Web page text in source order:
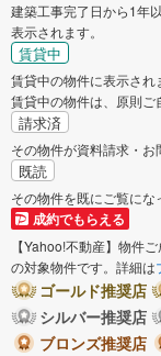
建築工事完了日から1年
表示されます。
賃貸中
賃貸中の物件に表示され
賃貸中の物件は、原則ご
請求済
その物件が資料請求・お
既読
その物件を既にご覧にな
成約でもらえる
【Yahoo!不動産】物件
の対象物件です。詳細は
ゴールド推奨店
シルバー推奨店
ブロンズ推奨店